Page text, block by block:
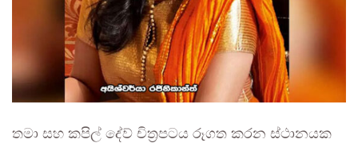
තමා සහ කපිල් දේව් චිත්‍රපටය රූගත කරන ස්ථානයක